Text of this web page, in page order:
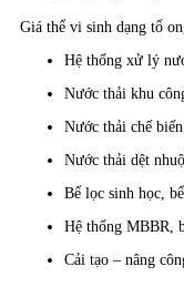
Giá thể vi sinh dạng tổ
Hệ thống xử lý
Nước thải khu
Nước thải chế
Nước thải dệt
Bể lọc sinh học,
Hệ thống MBBR,
Cải tạo – nâng